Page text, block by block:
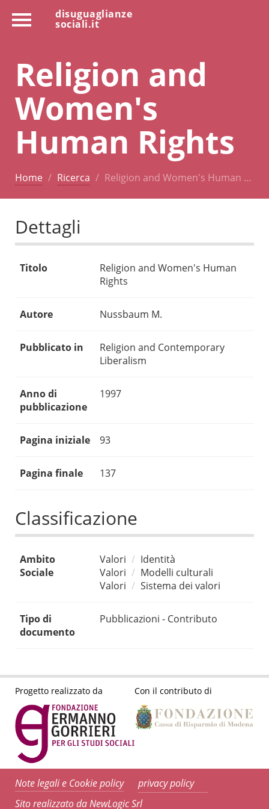
disuguaglianze
sociali.it
Religion and
Women's
Human Rights
Home Ricerca Religion and Women's Human …
Dettagli
Titolo
Religion and Women's Human
Rights
Autore Nussbaum M.
Pubblicato in
Religion and Contemporary
Liberalism
Anno di
pubblicazione
1997
Pagina iniziale 93
Pagina finale 137
Classificazione
Ambito
Sociale
Valori
Identità
Valori
Modelli culturali
Valori
Sistema dei valori
Tipo di
documento
Pubblicazioni - Contributo
Progetto realizzato da Con il contributo di
Note legali e Cookie policy
privacy policy
Sito realizzato da NewLogic Srl